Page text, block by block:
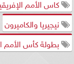
كاس الأمم
نيجيريا والكاميرون
بطولة كأس الأمم